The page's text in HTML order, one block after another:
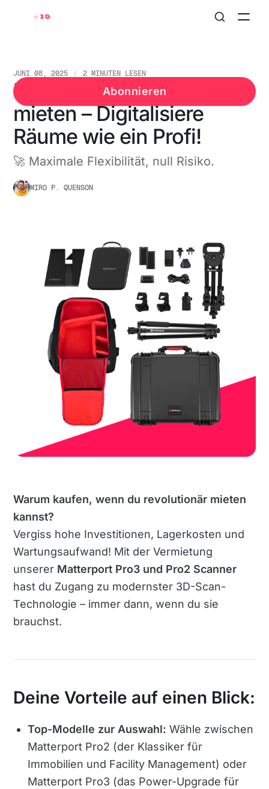
Abonnieren
JUNI 08, 2025 2 MINUTEN LESEN
Matterport Pro3 & Pro2
mieten – Digitalisiere
Räume wie ein Profi!
🚀 Maximale Flexibilität, null Risiko.
MIRO P. QUENSON
Warum kaufen, wenn du revolutionär mieten
kannst?
Vergiss hohe Investitionen, Lagerkosten und
Wartungsaufwand! Mit der Vermietung
unserer Matterport Pro3 und Pro2 Scanner
hast du Zugang zu modernster 3D-Scan-
Technologie – immer dann, wenn du sie
brauchst.
Deine Vorteile auf einen Blick:
Top-Modelle zur Auswahl: Wähle zwischen
Matterport Pro2 (der Klassiker für
Immobilien und Facility Management) oder
Matterport Pro3 (das Power-Upgrade für